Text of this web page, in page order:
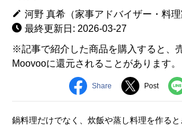
河野 真希（家事アドバイザー・料理
最終更新日: 2026-03-27
※記事で紹介した商品を購入すると、
Moovooに還元されることがあります。
Share Post
鍋料理だけでなく、炊飯や蒸し料理を作る